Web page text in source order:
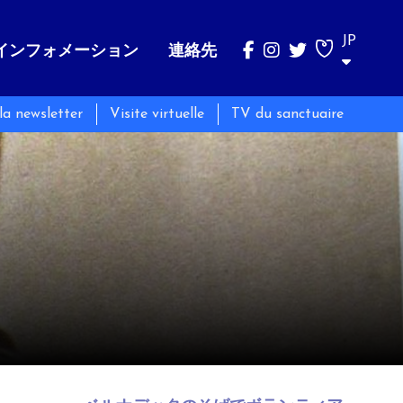
そのことば
その生涯
その体
ベルナデッタのそばでボランティア
四大陸における最も剥奪された人々への奉仕
団体での巡礼
個人での巡礼
Horaires des messes
Temps de prière
ンフォメーション 連絡先
JP
newsletter Visite virtuelle TV du sanctuaire